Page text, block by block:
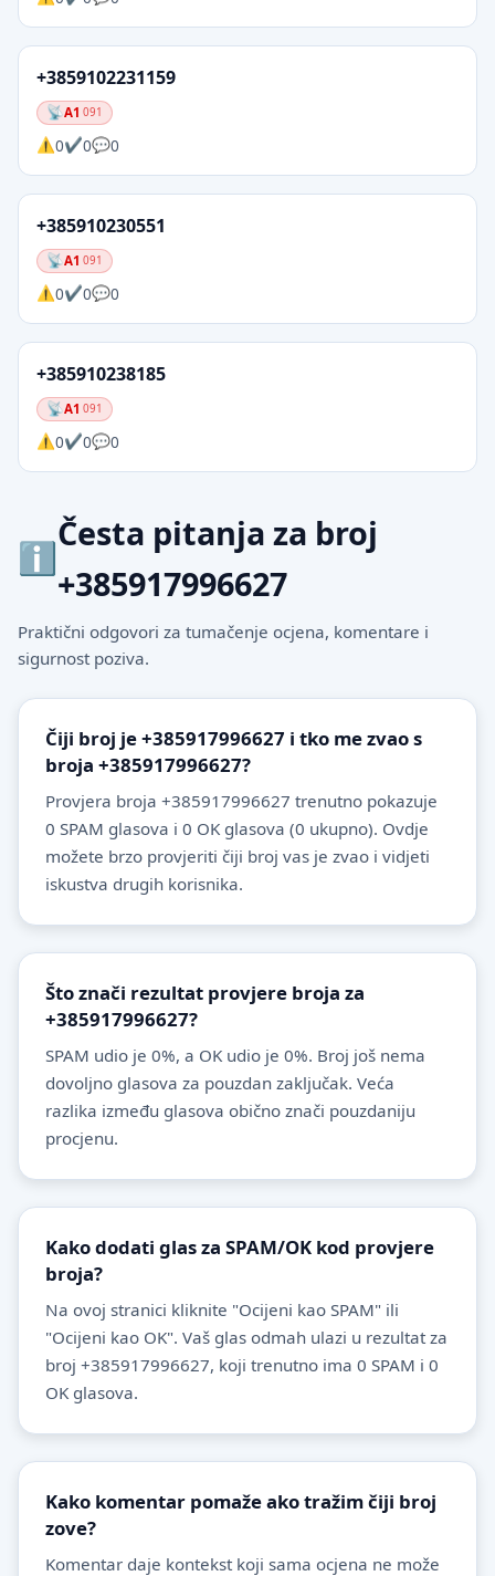
+3859102231159
A1 091
0 0 0
+385910230551
A1 091
0 0 0
+385910238185
A1 091
0 0 0
Česta pitanja za broj
+385917996627
Praktični odgovori za tumačenje ocjena, komentare i
sigurnost poziva.
Čiji broj je +385917996627 i tko me zvao s
broja +385917996627?
Provjera broja +385917996627 trenutno pokazuje
0 SPAM glasova i 0 OK glasova (0 ukupno). Ovdje
možete brzo provjeriti čiji broj vas je zvao i vidjeti
iskustva drugih korisnika.
Što znači rezultat provjere broja za
+385917996627?
SPAM udio je 0%, a OK udio je 0%. Broj još nema
dovoljno glasova za pouzdan zaključak. Veća
razlika između glasova obično znači pouzdaniju
procjenu.
Kako dodati glas za SPAM/OK kod provjere
broja?
Na ovoj stranici kliknite "Ocijeni kao SPAM" ili
"Ocijeni kao OK". Vaš glas odmah ulazi u rezultat za
broj +385917996627, koji trenutno ima 0 SPAM i 0
OK glasova.
Kako komentar pomaže ako tražim čiji broj
zove?
Komentar daje kontekst koji sama ocjena ne može